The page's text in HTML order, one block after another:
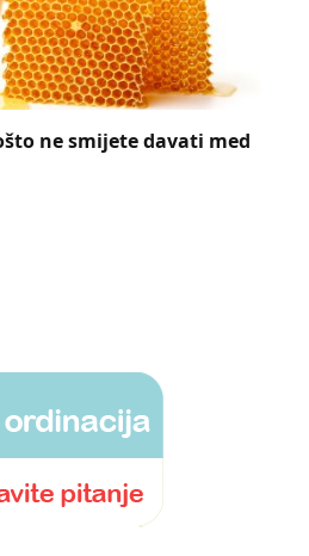
ne smijete davati med